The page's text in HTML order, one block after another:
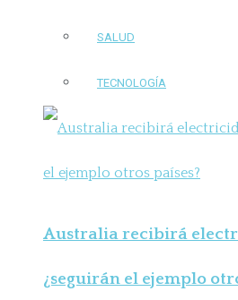
SALUD
TECNOLOGÍA
Australia recibirá
¿seguirán el ejemplo